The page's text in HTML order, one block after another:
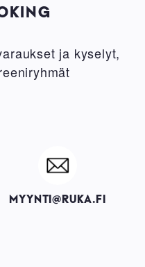
ja kyselyt,
Image
MYYNTI@RUKA.FI